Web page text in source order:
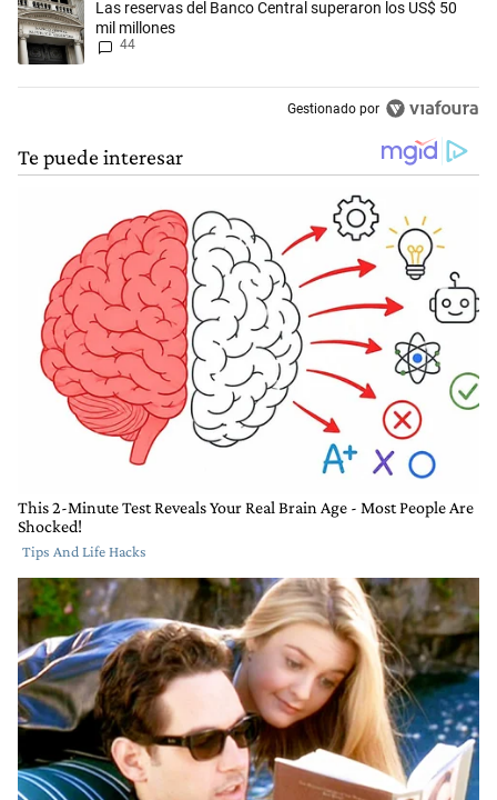
Un artículo de tendencia con el título "Las reservas del Banco Central
Las reservas del Banco Central superaron los US$ 50
mil millones
44
Gestionado por